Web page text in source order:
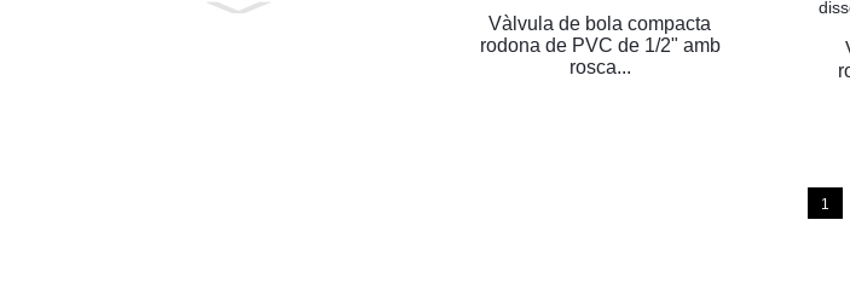
jardí i clau de pas per a
Vàlvula de bola compacta
rodona de PVC de 1/2" amb
rosca...
1